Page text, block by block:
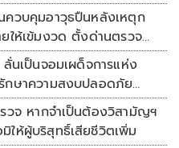
ควบคุมอาวุธปืนหลังเหตุก
ให้เข้มงวด ตั้งด่านตรวจ
นเป็นจอมเผด็จการแห่ง
ษาความสงบปลอดภัย
วจ หากจำเป็นต้องวิสามัญฯ
ให้ผู้บริสุทธิ์เสียชีวิตเพิ่ม